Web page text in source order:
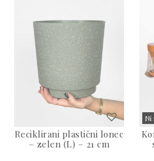
Reciklirani plastični lonec
– zelen (L) – 21 cm
Ni